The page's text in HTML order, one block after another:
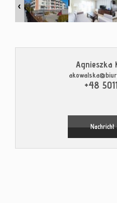
Agnieszka
+48
Nachricht